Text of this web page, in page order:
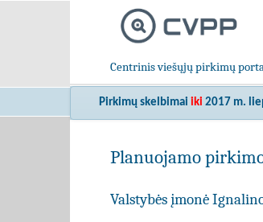
Centrinis viešųjų pirkimų
Pirkimų skelbimai iki 2017 m.
Planuojamo
Valstybės įmonė